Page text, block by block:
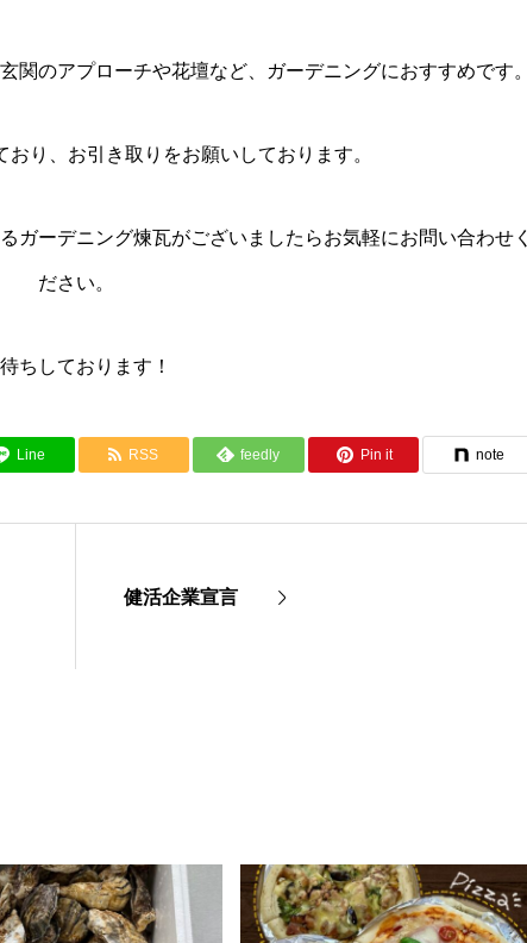
関のアプローチや花壇など、ガーデニングにおすすめです。
り、お引き取りをお願いしております。
ガーデニング煉瓦がございましたらお気軽にお問い合わせく
ださい。
ちしております！
Line RSS feedly Pin it note
健活企業宣言